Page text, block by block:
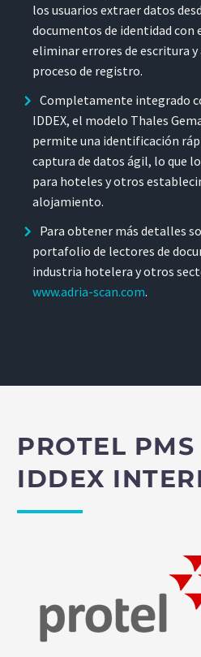
los usuarios extraer datos
documentos de identidad con
eliminar errores de escritura y
proceso de registro.
Completamente integrado
IDDEX, el modelo Thales
permite una identificación
captura de datos ágil, lo que
para hoteles y otros
alojamiento.
Para obtener más detalles
portafolio de lectores de
industria hotelera y otros
www.adria-scan.com.
PROTEL PMS
IDDEX